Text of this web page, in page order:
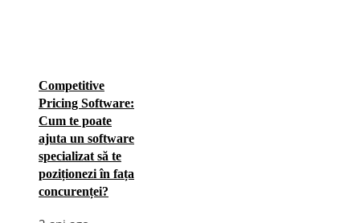
Competitive
Pricing Software:
Cum te poate
ajuta un software
specializat să te
poziționezi în fața
concurenței?